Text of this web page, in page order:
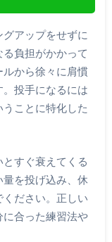
アップをせずに
負担がかかって
ルから徐々に肩慣
投手になるには
ことに特化した
すぐ衰えてくる
量を投げ込み、休
ださい。正しい
合った練習法や